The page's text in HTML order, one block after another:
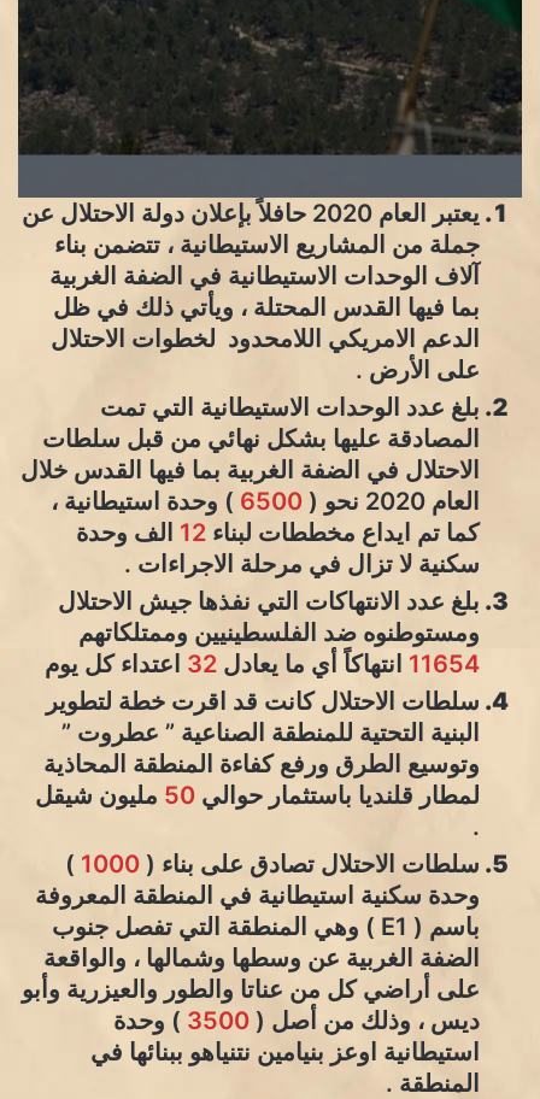
يعتبر العام 2020 حافلاً بإعلان دولة الاحتلال عن
جملة من المشاريع الاستيطانية ، تتضمن بناء
آلاف الوحدات الاستيطانية في الضفة الغربية
بما فيها القدس المحتلة ، ويأتي ذلك في ظل
الدعم الامريكي اللامحدود لخطوات الاحتلال
على الأرض .
بلغ عدد الوحدات الاستيطانية التي تمت
المصادقة عليها بشكل نهائي من قبل سلطات
الاحتلال في الضفة الغربية بما فيها القدس خلال
العام 2020 نحو (
6500 ) وحدة استيطانية ،
كما تم ايداع مخططات لبناء 12 الف وحدة
سكنية لا تزال في مرحلة الاجراءات .
بلغ عدد الانتهاكات التي نفذها جيش الاحتلال
ومستوطنوه ضد الفلسطينيين وممتلكاتهم
11654 انتهاكاً أي ما يعادل 32 اعتداء كل يوم
سلطات الاحتلال كانت قد اقرت خطة لتطوير
البنية التحتية للمنطقة الصناعية ” عطروت ”
وتوسيع الطرق ورفع كفاءة المنطقة المحاذية
لمطار قلنديا باستثمار حوالي 50 مليون شيقل
.
سلطات الاحتلال تصادق على بناء ( 1000
)
وحدة سكنية استيطانية في المنطقة المعروفة
باسم ( E1 ) وهي المنطقة التي تفصل جنوب
الضفة الغربية عن وسطها وشمالها ، والواقعة
على أراضي كل من عناتا والطور والعيزرية وأبو
ديس ، وذلك من أصل ( 3500 ) وحدة
استيطانية اوعز بنيامين نتنياهو ببنائها في
المنطقة .